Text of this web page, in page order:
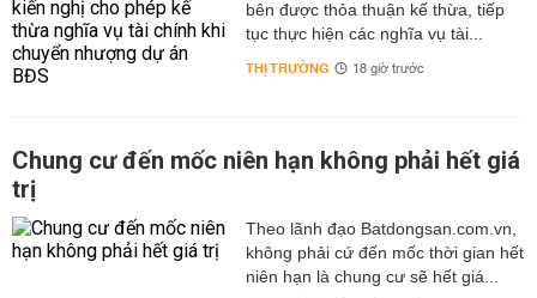
bên được thỏa thuận kế thừa, tiếp
tục thực hiện các nghĩa vụ tài...
THỊ TRƯỜNG 18 giờ trước
Chung cư đến mốc niên hạn không phải hết giá
trị
Theo lãnh đạo Batdongsan.com.vn,
không phải cứ đến mốc thời gian hết
niên hạn là chung cư sẽ hết giá...